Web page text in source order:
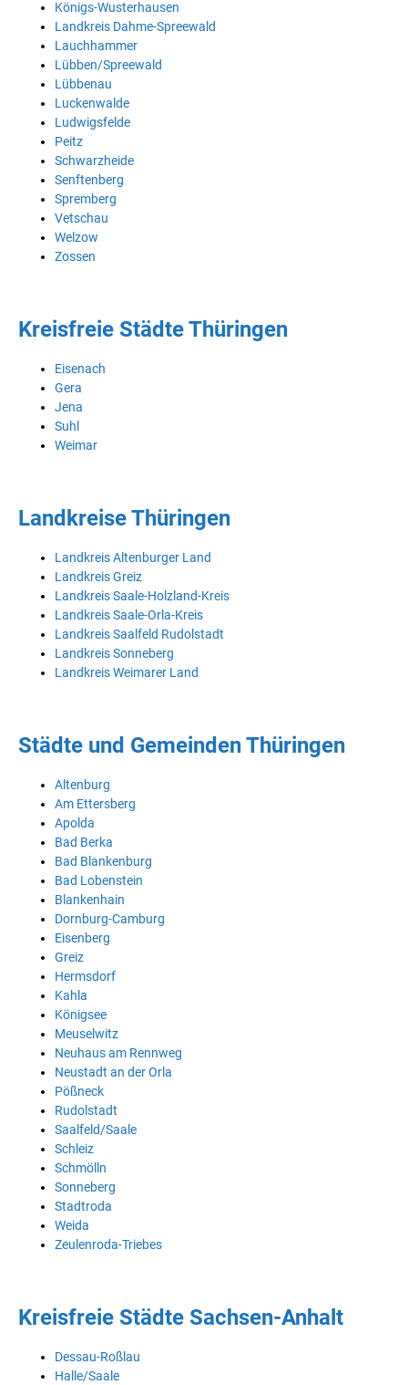
Königs-Wusterhausen
Landkreis Dahme-Spreewald
Lauchhammer
Lübben/Spreewald
Lübbenau
Luckenwalde
Ludwigsfelde
Peitz
Schwarzheide
Senftenberg
Spremberg
Vetschau
Welzow
Zossen
Kreisfreie Städte Thüringen
Eisenach
Gera
Jena
Suhl
Weimar
Landkreise Thüringen
Landkreis Altenburger Land
Landkreis Greiz
Landkreis Saale-Holzland-Kreis
Landkreis Saale-Orla-Kreis
Landkreis Saalfeld Rudolstadt
Landkreis Sonneberg
Landkreis Weimarer Land
Städte und Gemeinden Thüringen
Altenburg
Am Ettersberg
Apolda
Bad Berka
Bad Blankenburg
Bad Lobenstein
Blankenhain
Dornburg-Camburg
Eisenberg
Greiz
Hermsdorf
Kahla
Königsee
Meuselwitz
Neuhaus am Rennweg
Neustadt an der Orla
Pößneck
Rudolstadt
Saalfeld/Saale
Schleiz
Schmölln
Sonneberg
Stadtroda
Weida
Zeulenroda-Triebes
Kreisfreie Städte Sachsen-Anhalt
Dessau-Roßlau
Halle/Saale